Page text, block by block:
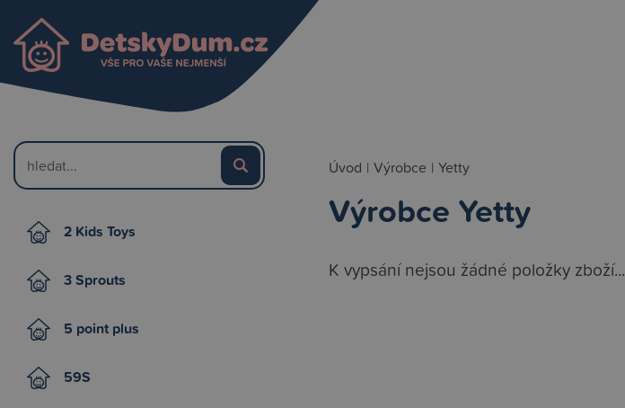
2 Kids Toys
3 Sprouts
5 point plus
59S
Úvod | Výrobce | Yetty
Výrobce Yetty
K vypsání nejsou žádné položky zboží...